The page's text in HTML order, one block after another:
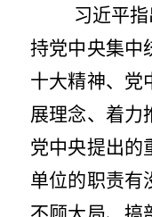
习近平
持党中央集中
十大精神、党
展理念、着力
党中央提出的
单位的职责有